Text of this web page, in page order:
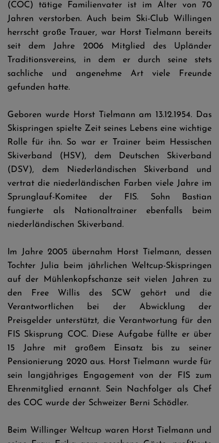
(COC) tätige Familienvater ist im Alter von 70
Jahren verstorben. Auch beim Ski-Club Willingen
herrscht große Trauer, war Horst Tielmann bereits
seit dem Jahre 2006 Mitglied des Upländer
Traditionsvereins, in dem er durch seine stets
sachliche und angenehme Art viele Freunde
gefunden hatte.
Geboren wurde Horst Tielmann am 13.12.1954. Das
Skispringen spielte Zeit seines Lebens eine wichtige
Rolle für ihn. So war er Trainer beim Hessischen
Skiverband (HSV), dem Deutschen Skiverband
(DSV), dem Niederländischen Skiverband und
vertrat die niederländischen Farben viele Jahre im
Sprunglauf-Komitee der FIS. Sohn Bastian
fungierte als Nationaltrainer ebenfalls beim
niederländischen Skiverband.
Im Jahre 2005 übernahm Horst Tielmann, dessen
Tochter Julia beim jährlichen Weltcup-Skispringen
auf der Mühlenkopfschanze seit vielen Jahren zu
den Free Willis des SCW gehört und die
Verantwortlichen bei der Abwicklung der
Preisgelder unterstützt, die Verantwortung für den
FIS Skisprung COC. Diese Aufgabe füllte er über
15 Jahre mit großem Einsatz bis zu seiner
Pensionierung 2020 aus. Horst Tielmann wurde für
sein langjähriges Engagement von der FIS zum
Ehrenmitglied ernannt. Sein Nachfolger als Chef
des COC wurde der Schweizer Berni Schödler.
Beim Willinger Weltcup waren Horst Tielmann und